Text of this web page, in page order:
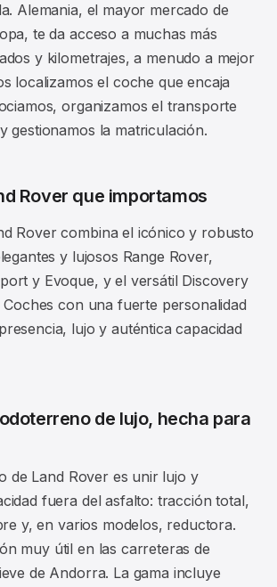
Alemania, el mayor mercado de
te da acceso a muchas más
y kilometrajes, a menudo a mejor
localizamos el coche que encaja
organizamos el transporte
gestionamos la matriculación.
Rover que importamos
Rover combina el icónico y robusto
y lujosos Range Rover,
y Evoque, y el versátil Discovery
Coches con una fuerte personalidad
lujo y auténtica capacidad
de lujo, hecha para
de Land Rover es unir lujo y
fuera del asfalto: tracción total,
y, en varios modelos, reductora.
muy útil en las carreteras de
de Andorra. La gama incluye